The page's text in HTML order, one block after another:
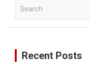
Recent Posts